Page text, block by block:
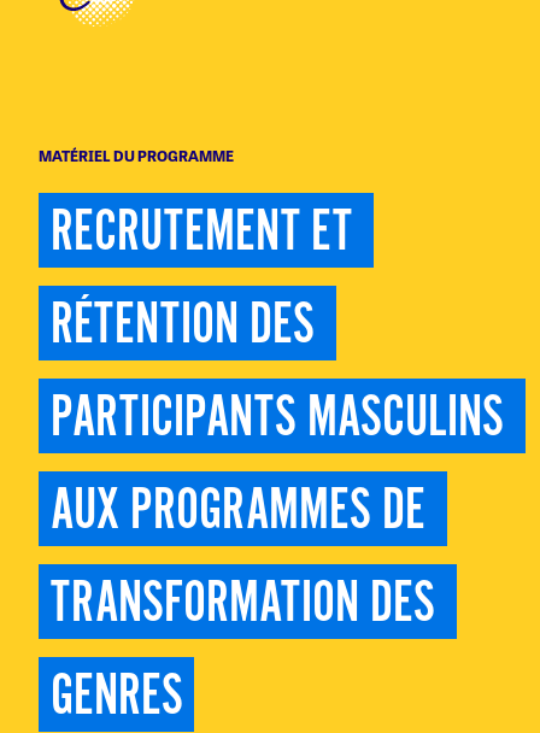
MATÉRIEL DU PROGRAMME
RECRUTEMENT ET
RÉTENTION DES
PARTICIPANTS MASCULINS
AUX PROGRAMMES DE
TRANSFORMATION DES
GENRES